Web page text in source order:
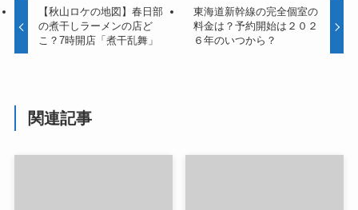
【秋山ロケの地図】春日部
の煮干しラーメンの店ど
こ？7時開店「煮干乱舞」
東海道新幹線の完全個室の
料金は？予約開始は２０２
６年のいつから？
関連記事